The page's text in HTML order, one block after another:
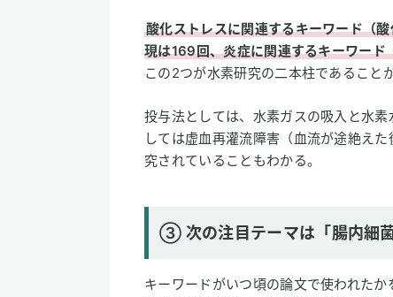
酸化ストレスに関連するキーワード（
現は169回、炎症に関連するキーワー
この2つが水素研究の二本柱であること
投与法としては、水素ガスの吸入と水
しては虚血再灌流障害（血流が途絶え
究されていることもわかる。
③ 次の注目テーマは「腸内細
キーワードがいつ頃の論文で使われた